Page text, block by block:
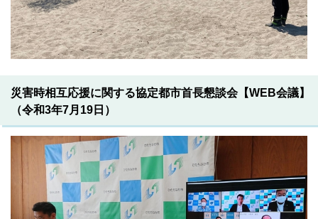
災害時相互応援に関する協定都市首長懇談会【WEB会議】
（令和3年7月19日）